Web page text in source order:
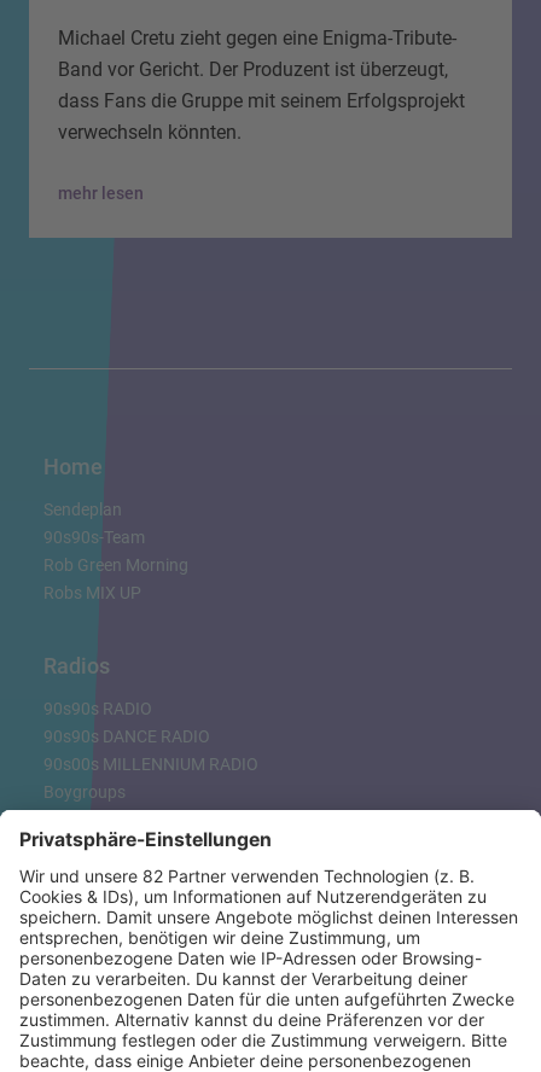
Michael Cretu zieht gegen eine Enigma-Tribute-
Band vor Gericht. Der Produzent ist überzeugt,
dass Fans die Gruppe mit seinem Erfolgsprojekt
verwechseln könnten.
mehr lesen
Home
Sendeplan
90s90s-Team
Rob Green Morning
Robs MIX UP
Radios
90s90s RADIO
90s90s DANCE RADIO
90s00s MILLENNIUM RADIO
Boygroups
Clubhits
Dinnerparty
Eurodance
Grunge
Hiphop & Rap
Hiphop deutsch
House
Ibiza